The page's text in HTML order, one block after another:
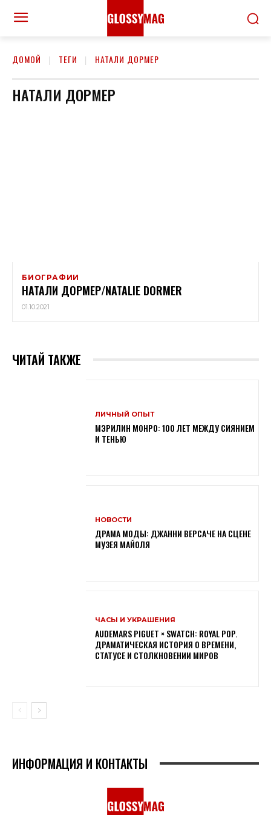
ДОМОЙ ТЕГИ НАТАЛИ ДОРМЕР
НАТАЛИ ДОРМЕР
БИОГРАФИИ
НАТАЛИ ДОРМЕР/NATALIE DORMER
01.10.2021
ЧИТАЙ ТАКЖЕ
ЛИЧНЫЙ ОПЫТ
МЭРИЛИН МОНРО: 100 ЛЕТ МЕЖДУ СИЯНИЕМ
И ТЕНЬЮ
НОВОСТИ
ДРАМА МОДЫ: ДЖАННИ ВЕРСАЧЕ НА СЦЕНЕ
МУЗЕЯ МАЙОЛЯ
ЧАСЫ И УКРАШЕНИЯ
AUDEMARS PIGUET × SWATCH: ROYAL POP.
ДРАМАТИЧЕСКАЯ ИСТОРИЯ О ВРЕМЕНИ,
СТАТУСЕ И СТОЛКНОВЕНИИ МИРОВ
ИНФОРМАЦИЯ И КОНТАКТЫ